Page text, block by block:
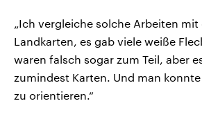
„Ich vergleiche solche Arbeiten
Landkarten, es gab viele weiße
waren falsch sogar zum Teil, aber
zumindest Karten. Und man
zu orientieren.“